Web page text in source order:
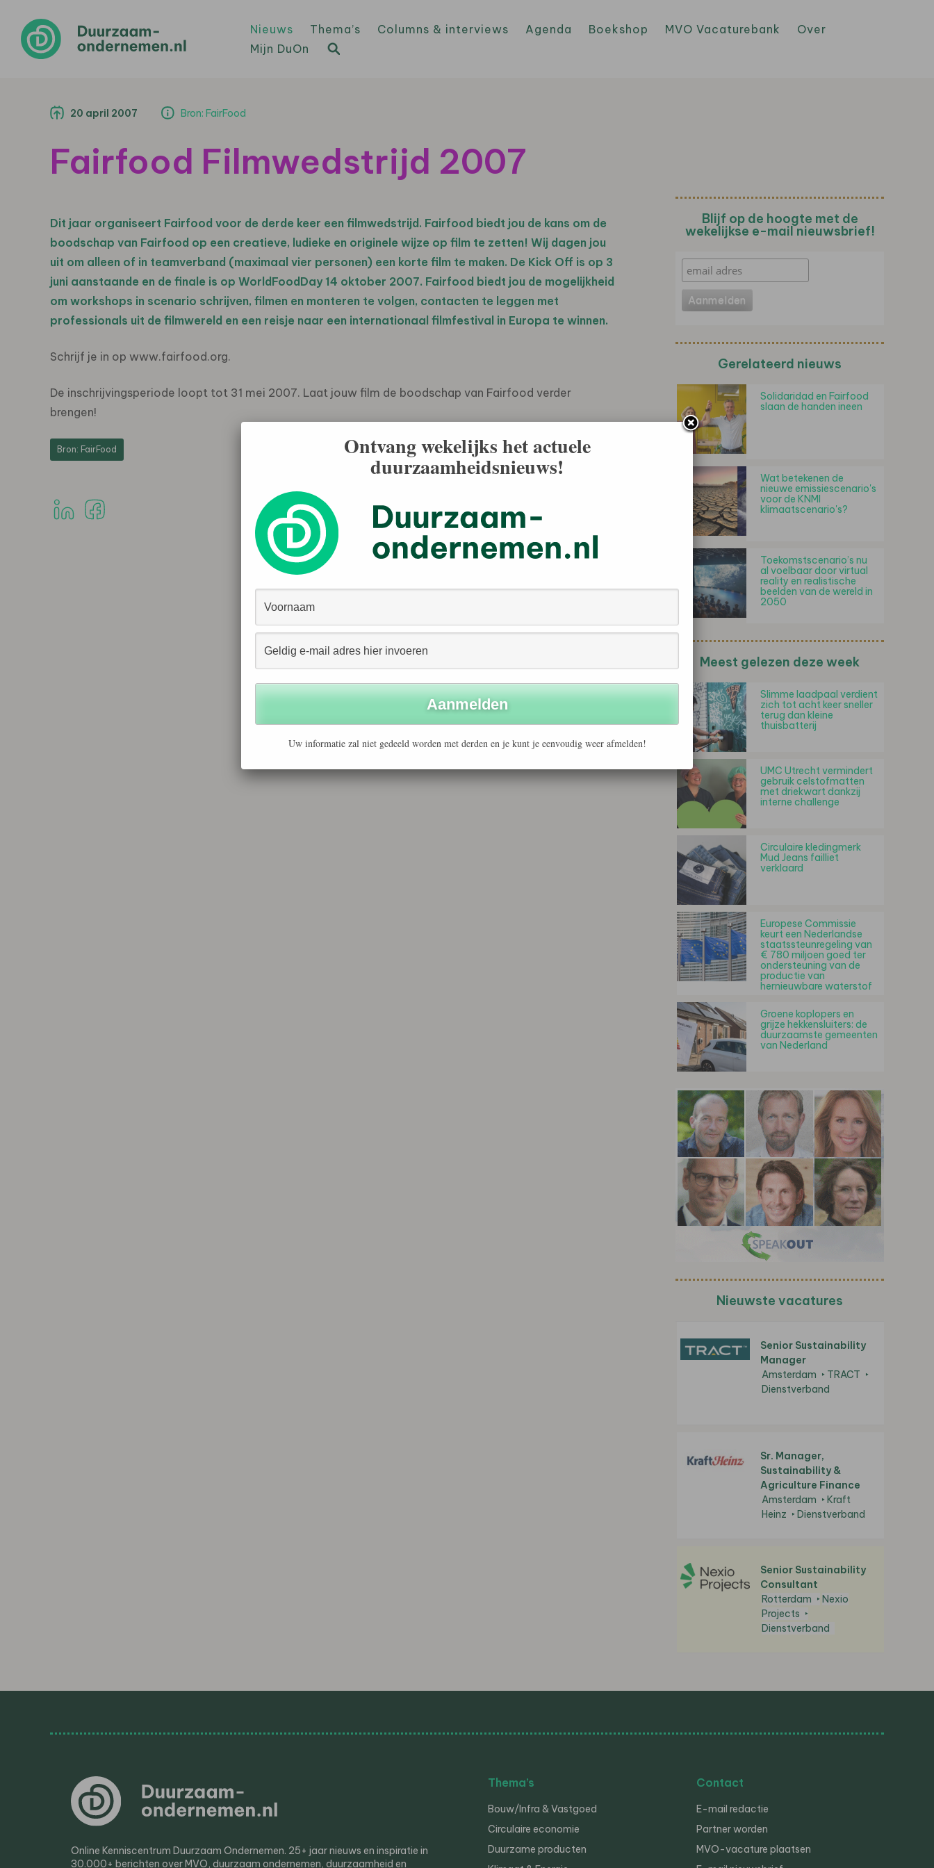
Nieuws Thema’s Columns & interviews Agenda Boekshop MVO Vacaturebank
Over
Mijn DuOn
20 april 2007 Bron: FairFood
Fairfood Filmwedstrijd 2007
Dit jaar organiseert Fairfood voor de derde keer een filmwedstrijd. Fairfood biedt jou de kans om de
boodschap van Fairfood op een creatieve, ludieke en originele wijze op film te zetten! Wij dagen jou
uit om alleen of in teamverband (maximaal vier personen) een korte film te maken. De Kick Off is op 3
juni aanstaande en de finale is op WorldFoodDay 14 oktober 2007. Fairfood biedt jou de mogelijkheid
om workshops in scenario schrijven, filmen en monteren te volgen, contacten te leggen met
professionals uit de filmwereld en een reisje naar een internationaal filmfestival in Europa te winnen.
Schrijf je in op www.fairfood.org.
De inschrijvingsperiode loopt tot 31 mei 2007. Laat jouw film de boodschap van Fairfood verder
brengen!
Bron: FairFood
Blijf op de hoogte met de
wekelijkse e-mail nieuwsbrief!
Gerelateerd nieuws
Solidaridad en Fairfood
slaan de handen ineen
Wat betekenen de
nieuwe emissiescenario's
voor de KNMI
klimaatscenario's?
Toekomstscenario’s nu
al voelbaar door virtual
reality en realistische
beelden van de wereld in
2050
Meest gelezen deze week
Slimme laadpaal verdient
zich tot acht keer sneller
terug dan kleine
thuisbatterij
UMC Utrecht vermindert
gebruik celstofmatten
met driekwart dankzij
interne challenge
Circulaire kledingmerk
Mud Jeans failliet
verklaard
Europese Commissie
keurt een Nederlandse
staatssteunregeling van
€ 780 miljoen goed ter
ondersteuning van de
productie van
hernieuwbare waterstof
Groene koplopers en
grijze hekkensluiters: de
duurzaamste gemeenten
van Nederland
Nieuwste vacatures
Senior Sustainability
Manager
Amsterdam
TRACT
Dienstverband
Sr. Manager,
Sustainability &
Agriculture Finance
Amsterdam
Kraft
Heinz
Dienstverband
Senior Sustainability
Consultant
Rotterdam
Nexio
Projects
Dienstverband
Online Kenniscentrum Duurzaam Ondernemen. 25+ jaar nieuws en inspiratie in
30.000+ berichten over MVO, duurzaam ondernemen, duurzaamheid en
Thema’s
Bouw/Infra & Vastgoed
Circulaire economie
Duurzame producten
Contact
E-mail redactie
Partner worden
MVO-vacature plaatsen
Ontvang wekelijks het actuele
duurzaamheidsnieuws!
Uw informatie zal niet gedeeld worden met derden en je kunt je eenvoudig weer afmelden!